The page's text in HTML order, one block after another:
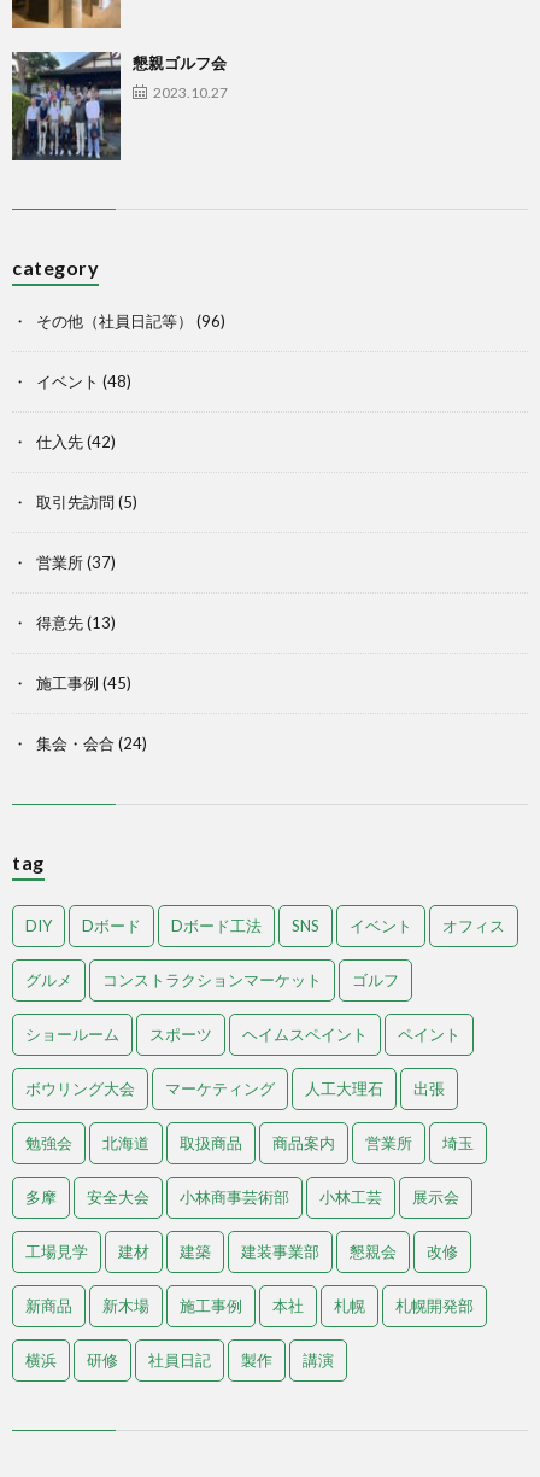
懇親ゴルフ会
2023.10.27
category
その他（社員日記等） (96)
イベント (48)
仕入先(42)
取引先訪問 (5)
営業所(37)
得意先(13)
施工事例 (45)
集会・会合(24)
tag
DIY Dボード Dボード工法 SNS イベント オフィス
グルメ コンストラクションマーケット ゴルフ
ショールーム スポーツ ヘイムスペイント ペイント
ボウリング大会 マーケティング 人工大理石 出張
勉強会 北海道 取扱商品 商品案内 営業所 埼玉
多摩 安全大会 小林商事芸術部 小林工芸 展示会
工場見学 建材 建築 建装事業部 懇親会 改修
新商品 新木場 施工事例 本社 札幌 札幌開発部
横浜 研修 社員日記 製作 講演